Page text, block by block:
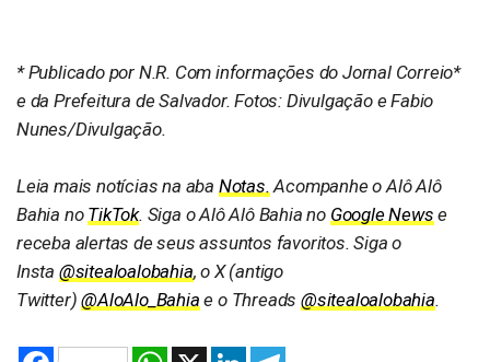
* Publicado por N.R. Com informações do Jornal Correio*
e da Prefeitura de Salvador. Fotos: Divulgação e Fabio
Nunes/Divulgação.
​Leia mais notícias na aba Notas.Acompanhe o Alô Alô
Bahia no TikTok. Siga o Alô Alô Bahia no Google News e
receba alertas de seus assuntos favoritos. Siga o
Insta @sitealoalobahia, o X (antigo
Twitter)@AloAlo_Bahia e o Threads@sitealoalobahia.
WhatsApp LinkedIn